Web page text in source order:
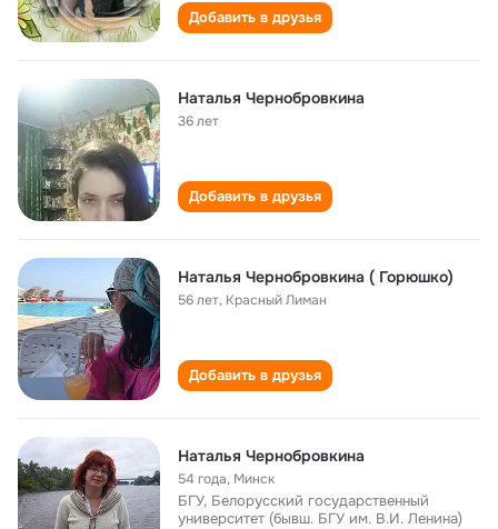
Добавить в друзья
Наталья Чернобровкина
36 лет
Добавить в друзья
Наталья Чернобровкина ( Горюшко)
56 лет, Красный Лиман
Добавить в друзья
Наталья Чернобровкина
54 года, Минск
БГУ, Белорусский государственный
университет (бывш. БГУ им. В.И. Ленина)